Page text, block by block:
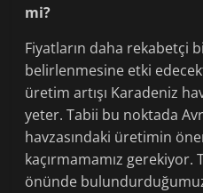
mi?
Fiyatların daha rekabetçi
belirlenmesine etki
üretim artışı Karadeniz
yeter. Tabii bu noktada
havzasındaki üretimin
kaçırmamamız
önünde